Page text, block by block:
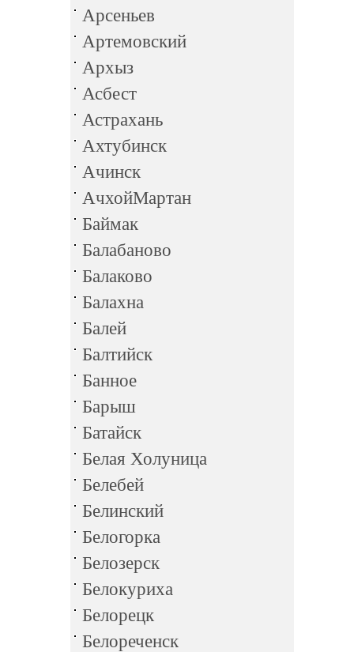
Арсеньев
Артемовский
Архыз
Асбест
Астрахань
Ахтубинск
Ачинск
АчхойМартан
Баймак
Балабаново
Балаково
Балахна
Балей
Балтийск
Банное
Барыш
Батайск
Белая Холуница
Белебей
Белинский
Белогорка
Белозерск
Белокуриха
Белорецк
Белореченск